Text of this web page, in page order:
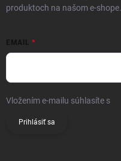
produktoch na našom e-shope.
EMAIL
Vložením e-mailu súhlasíte s
Prihlásiť sa